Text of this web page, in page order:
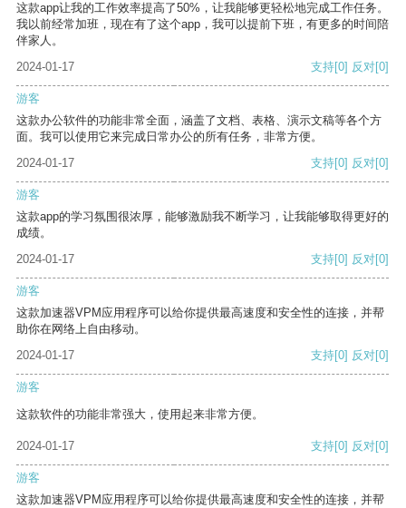
这款app让我的工作效率提高了50%，让我能够更轻松地完成工作任务。
我以前经常加班，现在有了这个app，我可以提前下班，有更多的时间陪
伴家人。
2024-01-17
支持[0] 反对[0]
游客
这款办公软件的功能非常全面，涵盖了文档、表格、演示文稿等各个方
面。我可以使用它来完成日常办公的所有任务，非常方便。
2024-01-17
支持[0] 反对[0]
游客
这款app的学习氛围很浓厚，能够激励我不断学习，让我能够取得更好的
成绩。
2024-01-17
支持[0] 反对[0]
游客
这款加速器VPM应用程序可以给你提供最高速度和安全性的连接，并帮
助你在网络上自由移动。
2024-01-17
支持[0] 反对[0]
游客
这款软件的功能非常强大，使用起来非常方便。
2024-01-17 支持[0] 反对[0]
游客
这款加速器VPM应用程序可以给你提供最高速度和安全性的连接，并帮